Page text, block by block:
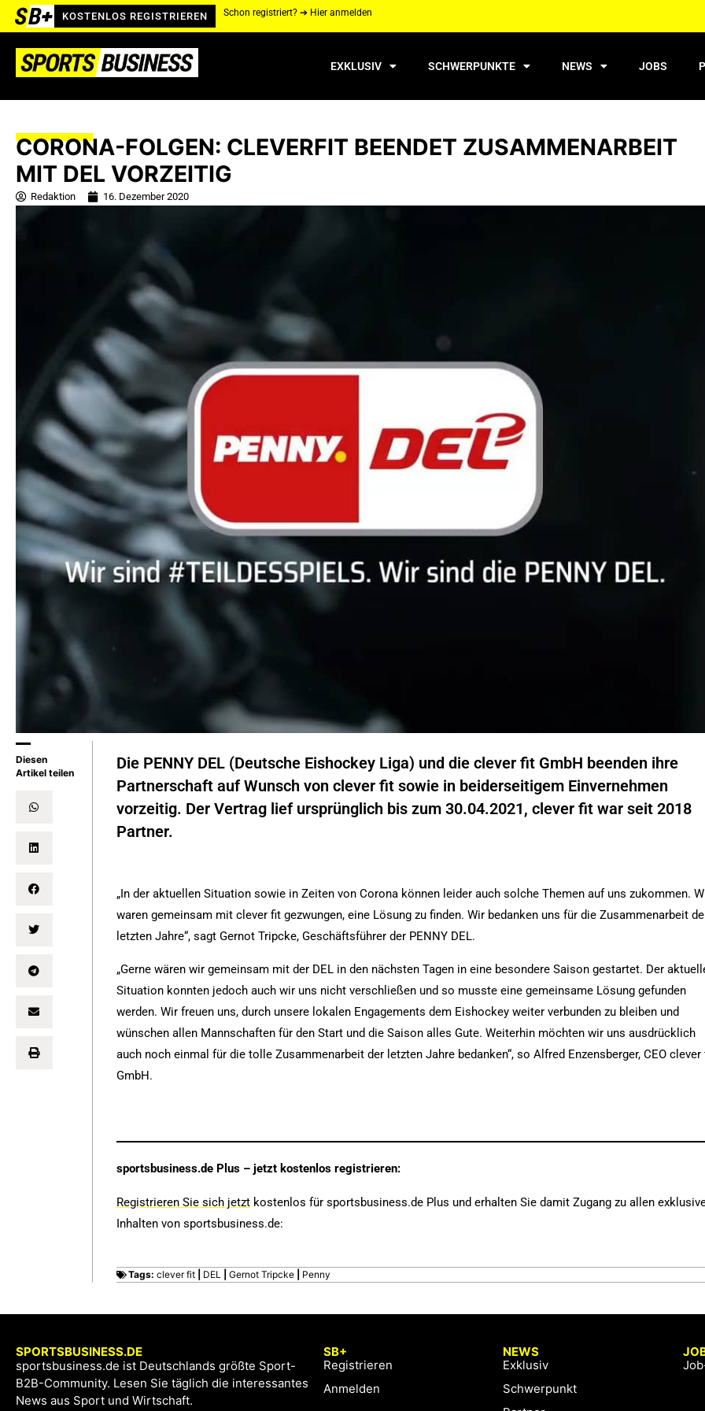
KOSTENLOS REGISTRIEREN Schon registriert? ➔ Hier anmelden
EXKLUSIV SCHWERPUNKTE NEWS JOBS
CORONA-FOLGEN: CLEVERFIT BEENDET ZUSAMMENARBEIT
MIT DEL VORZEITIG
Redaktion 16. Dezember 2020
Diesen
Artikel teilen
Die PENNY DEL (Deutsche Eishockey Liga) und die clever fit GmbH beenden ihre
Partnerschaft auf Wunsch von clever fit sowie in beiderseitigem Einvernehmen
vorzeitig. Der Vertrag lief ursprünglich bis zum 30.04.2021, clever fit war seit 2018
Partner.
„In der aktuellen Situation sowie in Zeiten von Corona können leider auch solche Themen auf uns zukommen.
waren gemeinsam mit clever fit gezwungen, eine Lösung zu finden. Wir bedanken uns für die Zusammenarbeit
letzten Jahre“, sagt Gernot Tripcke, Geschäftsführer der PENNY DEL.
„Gerne wären wir gemeinsam mit der DEL in den nächsten Tagen in eine besondere Saison gestartet. Der
Situation konnten jedoch auch wir uns nicht verschließen und so musste eine gemeinsame Lösung gefunden
werden. Wir freuen uns, durch unsere lokalen Engagements dem Eishockey weiter verbunden zu bleiben und
wünschen allen Mannschaften für den Start und die Saison alles Gute. Weiterhin möchten wir uns ausdrücklich
auch noch einmal für die tolle Zusammenarbeit der letzten Jahre bedanken“, so Alfred Enzensberger, CEO clever
GmbH.
sportsbusiness.de Plus – jetzt kostenlos registrieren:
Registrieren Sie sich jetzt kostenlos für sportsbusiness.de Plus und erhalten Sie damit Zugang zu allen
Inhalten von sportsbusiness.de:
Tags:clever fit DEL |Gernot Tripcke Penny
SPORTSBUSINESS.DE
sportsbusiness.de ist Deutschlands größte Sport-
B2B-Community. Lesen Sie täglich die interessantes
News aus Sport und Wirtschaft.
SB+
Registrieren
Anmelden
NEWS
Exklusiv
Schwerpunkt